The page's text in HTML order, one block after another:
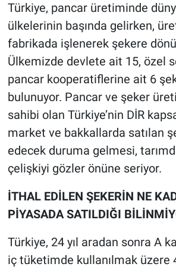
Türkiye, pancar üretiminde
ülkelerinin başında gelirken,
fabrikada işlenerek şekere
Ülkemizde devlete ait 15, özel
pancar kooperatiflerine ait 6
bulunuyor. Pancar ve şeker
sahibi olan Türkiye’nin DİR
market ve bakkallarda satılan
edecek duruma gelmesi,
çelişkiyi gözler önüne seriyor.
İTHAL EDİLEN ŞEKERİN NE
PİYASADA SATILDIĞI
Türkiye, 24 yıl aradan sonra A
iç tüketimde kullanılmak üzere